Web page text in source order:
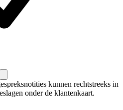
kunnen rechtstreeks in
onder de klantenkaart.